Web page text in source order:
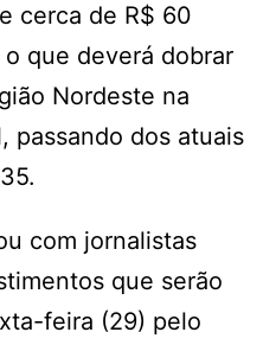
cerca de R$ 60
que deverá dobrar
Nordeste na
passando dos atuais
com jornalistas
que serão
feira (29) pelo